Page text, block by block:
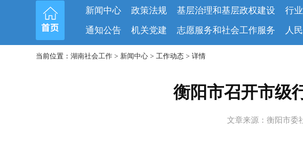
新闻中心 政策法规 基层治理和基层政权建设 行
通知公告
机关党建 志愿服务和社会工作服务 人
当前位置： 湖南社会工作 > 新闻中心 > 工作动态 > 详情
衡阳市召开市级
文章来源：衡阳市委